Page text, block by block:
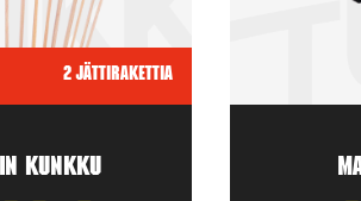
2 jättirakettia
kunkku